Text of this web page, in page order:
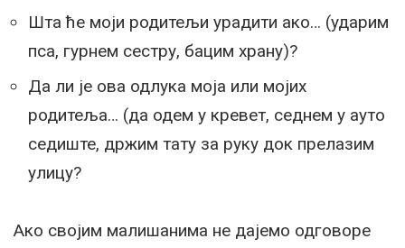
Шта ће моји родитељи урадити ако… (ударим
пса, гурнем сестру, бацим храну)?
Да ли је ова одлука моја или мојих
родитеља… (да одем у кревет, седнем у ауто
седиште, држим тату за руку док прелазим
улицу?
Ако својим малишанима не дајемо одговоре